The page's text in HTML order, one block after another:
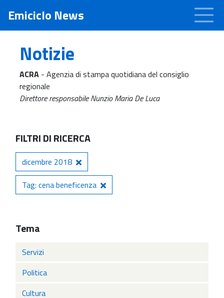
Emiciclo News
Notizie
ACRA - Agenzia di stampa quotidiana del consiglio
regionale
Direttore responsabile Nunzio Maria De Luca
FILTRI DI RICERCA
dicembre 2018
Tag: cena beneficenza
Tema
Servizi
Politica
Cultura